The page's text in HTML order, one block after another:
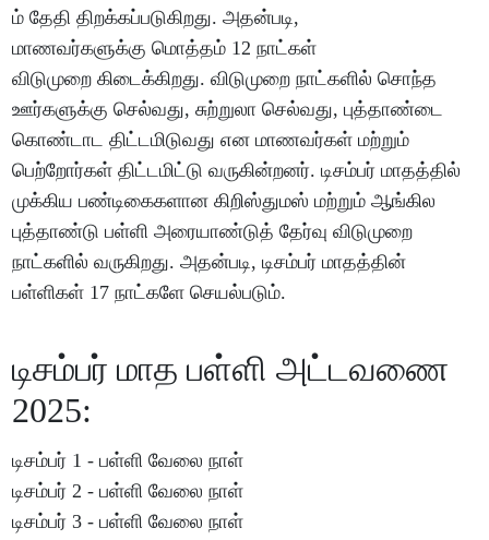
ம் தேதி திறக்கப்படுகிறது. அதன்படி,
மாணவர்களுக்கு மொத்தம் 12 நாட்கள்
விடுமுறை கிடைக்கிறது. விடுமுறை நாட்களில் சொந்த
ஊர்களுக்கு செல்வது, சுற்றுலா செல்வது, புத்தாண்டை
கொண்டாட திட்டமிடுவது என மாணவர்கள் மற்றும்
பெற்றோர்கள் திட்டமிட்டு வருகின்றனர். டிசம்பர் மாதத்தில்
முக்கிய பண்டிகைகளான கிறிஸ்துமஸ் மற்றும் ஆங்கில
புத்தாண்டு பள்ளி அரையாண்டுத் தேர்வு விடுமுறை
நாட்களில் வருகிறது. அதன்படி, டிசம்பர் மாதத்தின்
பள்ளிகள் 17 நாட்களே செயல்படும்.
டிசம்பர் மாத பள்ளி அட்டவணை
2025:
டிசம்பர் 1 - பள்ளி வேலை நாள்
டிசம்பர் 2 - பள்ளி வேலை நாள்
டிசம்பர் 3 - பள்ளி வேலை நாள்